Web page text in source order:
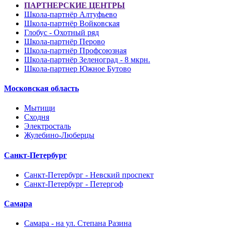
ПАРТНЕРСКИЕ ЦЕНТРЫ
Школа-партнёр Алтуфьево
Школа-партнёр Войковская
Глобус - Охотный ряд
Школа-партнёр Перово
Школа-партнёр Профсоюзная
Школа-партнёр Зеленоград - 8 мкрн.
Школа-партнер Южное Бутово
Московская область
Мытищи
Сходня
Электросталь
Жулебино-Люберцы
Санкт-Петербург
Санкт-Петербург - Невский проспект
Санкт-Петербург - Петергоф
Самара
Самара - на ул. Степана Разина